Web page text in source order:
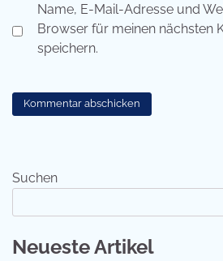
Name, E-Mail-Adresse und
Browser für meinen nächsten
speichern.
Suchen
Neueste Artikel